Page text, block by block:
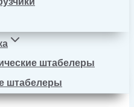
штабелеры
штабелеры